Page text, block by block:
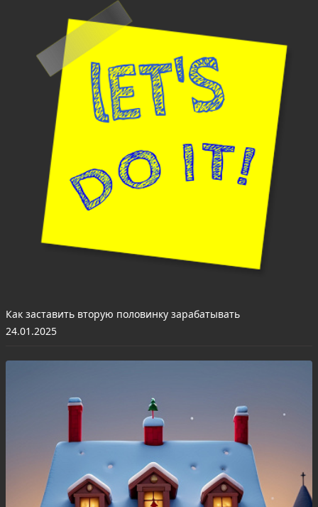
Как заставить вторую половинку зарабатывать
24.01.2025